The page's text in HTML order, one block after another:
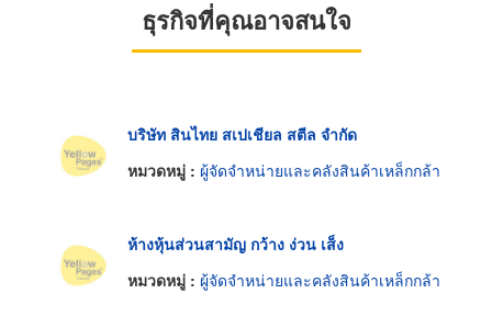
ธุรกิจที่คุณอาจสนใจ
บริษัท สินไทย สเปเชียล สตีล จำกัด
หมวดหมู่ : ผู้จัดจำหน่ายและคลังสินค้าเหล็กกล้า
ห้างหุ้นส่วนสามัญ กว้าง ง่วน เส็ง
หมวดหมู่ : ผู้จัดจำหน่ายและคลังสินค้าเหล็กกล้า